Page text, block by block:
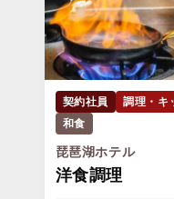
契約社員 調理・キ
和食
琵琶湖ホテル
洋食調理